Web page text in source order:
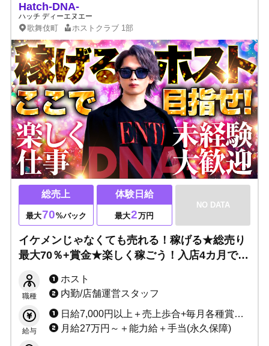
Hatch-DNA-
ハッチ ディーエヌエー
歌舞伎町 ホストクラブ 1部
総売上
最大70%バック
体験日給
最大2万円
NO DATA
イケメンじゃなくても売れる！稼げる★総売り
最大70％+賞金★楽しく稼ごう！入店4カ月で目
制万全です！未経験大歓迎！
職種
ホスト
内勤/店舗運営スタッフ
給与
日給7,000円以上＋売上歩合+毎月各種賞金 総売上から43〜70%バック（セット料金、同伴料金等、全て売上に加算） 【給与システムが変更となり、もっと稼げるようになりました！】 小計から「総売り」計算になり、「お客様が全部でいくら使ってくれたか」でバックを計算します。 より明朗でわかりやすい給与体系でこれまで以上にモチベーションも上がり、何より「稼げる」環境になりました！ ＜売上げ歩合システム＞ これまで：売上小計から60〜90%＋賞金 これから：総売上から 43〜70%＋各賞金 【収入例】※面接時に詳細な給与例をご説明します 年収500万円／21歳（入社1年目） 年収700万円／22歳（入社2年目） 年収1000万円／24歳（入社3年目）
月給27万円～＋能力給＋手当(永久保障)